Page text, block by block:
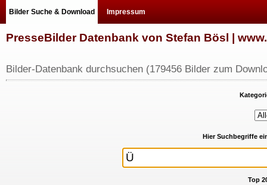
Bilder Suche & Download Impressum
PresseBilder Datenbank von Stefan Bösl |
Bilder-Datenbank durchsuchen (179456 Bilder zum
Hier Suchbegriffe
Top